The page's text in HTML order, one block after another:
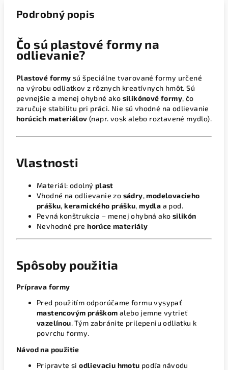
Podrobný popis
Čo sú plastové formy na
odlievanie?
Plastové formy sú špeciálne tvarované formy určené
na výrobu odliatkov z rôznych kreatívnych hmôt. Sú
pevnejšie a menej ohybné ako silikónové formy, čo
zaručuje stabilitu pri práci. Nie sú vhodné na odlievanie
horúcich materiálov (napr. vosk alebo roztavené mydlo).
Vlastnosti
Materiál: odolný plast
Vhodné na odlievanie zo sádry,modelovacieho
prášku,keramického prášku,mydla a pod.
Pevná konštrukcia – menej ohybná ako silikón
Nevhodné prehorúce materiály
Spôsoby použitia
Príprava formy
Pred použitím odporúčame formu vysypať
mastencovým práškom alebo jemne vytrieť
vazelínou. Tým zabránite prilepeniu odliatku k
povrchu formy.
Návod na použitie
Pripravte siodlievaciu hmotu podľa návodu